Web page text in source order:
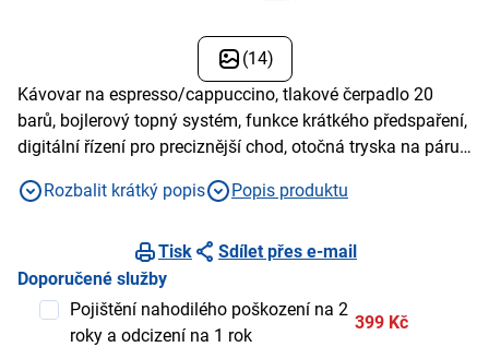
(14)
Kávovar na espresso/cappuccino, tlakové čerpadlo 20
barů, bojlerový topný systém, funkce krátkého předspaření,
digitální řízení pro preciznější chod, otočná tryska na páru,
Rozbalit krátký popis
Popis produktu
Tisk
Sdílet přes e-mail
Doporučené služby
Pojištění nahodilého poškození na 2
roky a odcizení na 1 rok
399 Kč